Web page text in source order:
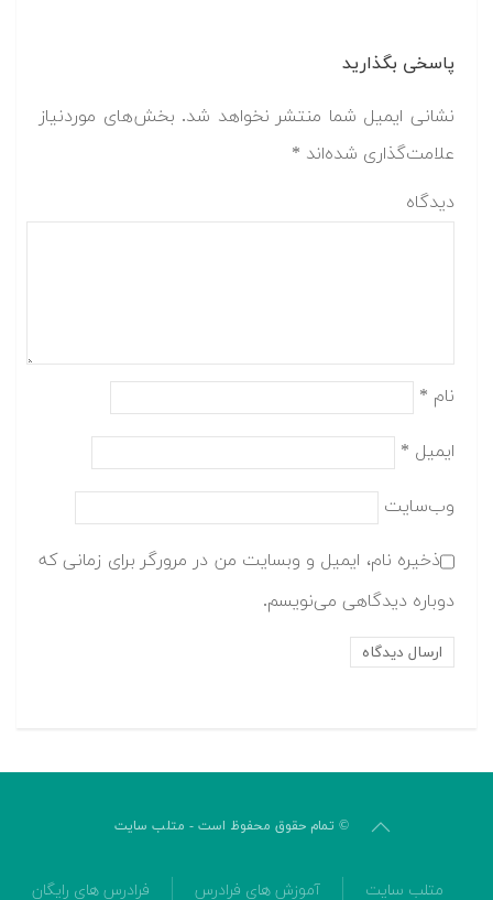
پاسخی بگذارید
نشانی ایمیل شما منتشر نخواهد شد. بخش‌های موردنیاز
علامت‌گذاری شده‌اند *
دیدگاه
نام *
ایمیل *
وب‌سایت
ذخیره نام، ایمیل و وبسایت من در مرورگر برای زمانی که
دوباره دیدگاهی می‌نویسم.
© تمام حقوق محفوظ است - متلب سایت
متلب سایت آموزش های فرادرس فرادرس های رایگان